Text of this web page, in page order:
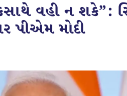
વહી ન શકે”:
પીએમ મોદી